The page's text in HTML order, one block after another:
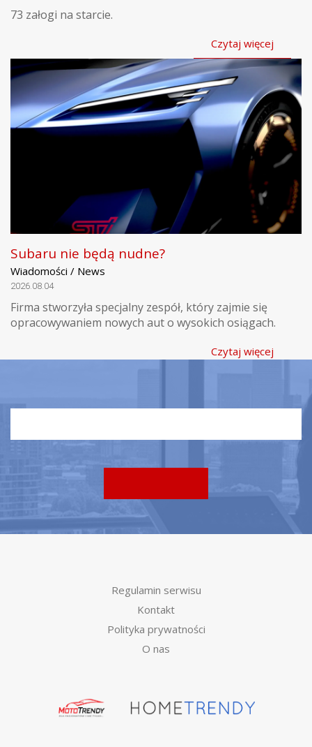
73 załogi na starcie.
Czytaj więcej
Subaru nie będą nudne?
Wiadomości / News
2026.08.04
Firma stworzyła specjalny zespół, który zajmie się
opracowywaniem nowych aut o wysokich osiągach.
Czytaj więcej
Regulamin serwisu
Kontakt
Polityka prywatności
O nas